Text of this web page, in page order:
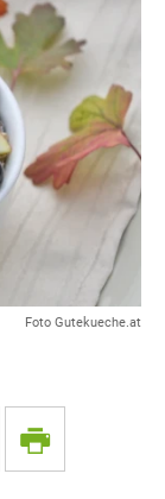
Foto Gutekueche.at